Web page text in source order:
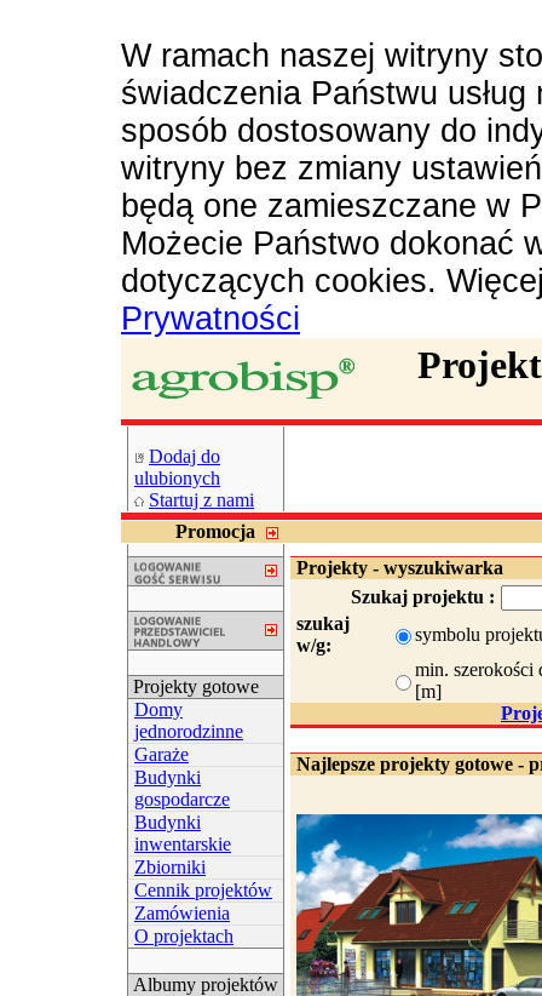
W ramach naszej witryny
świadczenia Państwu
sposób dostosowany do
witryny bez zmiany
będą one zamieszczane w
Możecie Państwo dokonać
dotyczących cookies.
Prywatności
Dodaj do
ulubionych
Startuj z nami
Promocja
Projekty gotowe
Domy
jednorodzinne
Garaże
Budynki
gospodarcze
Budynki
inwentarskie
Zbiorniki
Cennik projektów
Zamówienia
O projektach
Albumy projektów
Projekty - wyszukiwarka
Szukaj projektu :
szukaj
w/g:
symbolu
min. szerokości
[m]
Najlepsze projekty gotowe -